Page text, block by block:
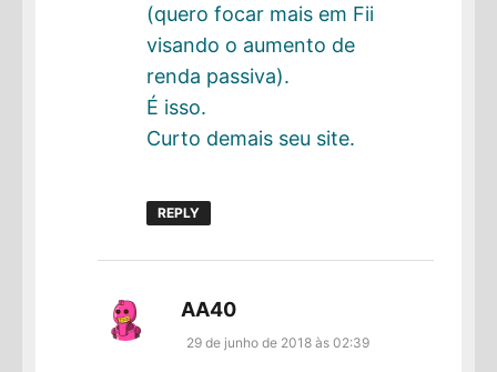
(quero focar mais em Fii
visando o aumento de
renda passiva).
É isso.
Curto demais seu site.
REPLY
AA40
29 de junho de 2018 às 02:39